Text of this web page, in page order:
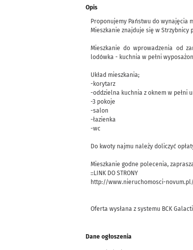
Opis
Proponujemy Państwu do wynajęcia
Mieszkanie znajduje się w Strzybnicy
Mieszkanie do wprowadzenia od
lodówka - kuchnia w pełni
Układ mieszkania;
-korytarz
-oddzielna kuchnia z oknem w pełni
-3 pokoje
-salon
-łazienka
-wc
Do kwoty najmu należy doliczyć
Mieszkanie godne polecenia,
::LINK DO STRONY
http://www.nieruchomosci-
Oferta wysłana z systemu BCK
Dane ogłoszenia